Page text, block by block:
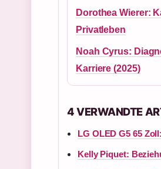
Dorothea Wierer:
Privatleben
Noah Cyrus:
Karriere (2025)
4 VERWANDTE
LG OLED G5 65
Kelly Piquet: